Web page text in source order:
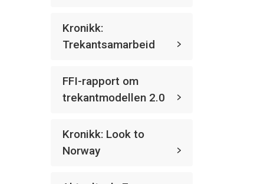
Kronikk:
Trekantsamarbeid
FFI-rapport om
trekantmodellen 2.0
Kronikk: Look to
Norway